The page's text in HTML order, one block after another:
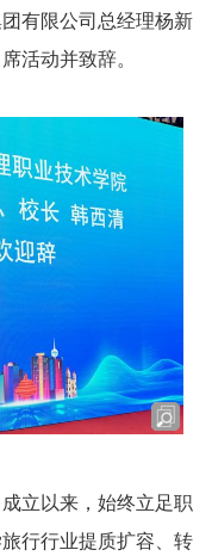
有限公司总经理杨新
活动并致辞。
立以来，始终立足职
行行业提质扩容、转